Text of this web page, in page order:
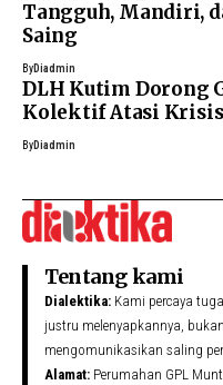
Tangguh, Mandiri,
Saing
ByDiadmin
DLH Kutim Dorong
Kolektif Atasi Krisis
ByDiadmin
Tentang kami
Dialektika: Kami percaya
justru melenyapkannya,
mengomunikasikan saling
Alamat: Perumahan GPL